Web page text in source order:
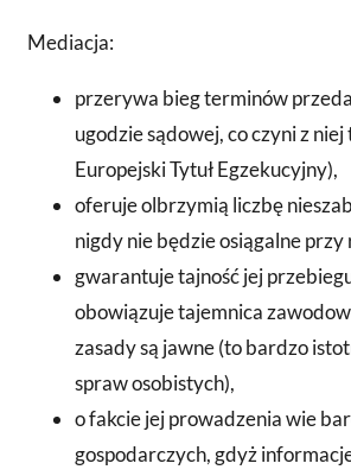
Mediacja:
przerywa bieg terminów
ugodzie sądowej, co czyni z
Europejski Tytuł Egzekucyjny),
oferuje olbrzymią liczbę
nigdy nie będzie osiągalne
gwarantuje tajność jej
obowiązuje tajemnica
zasady są jawne (to bardzo
spraw osobistych),
o fakcie jej prowadzenia wie
gospodarczych, gdyż